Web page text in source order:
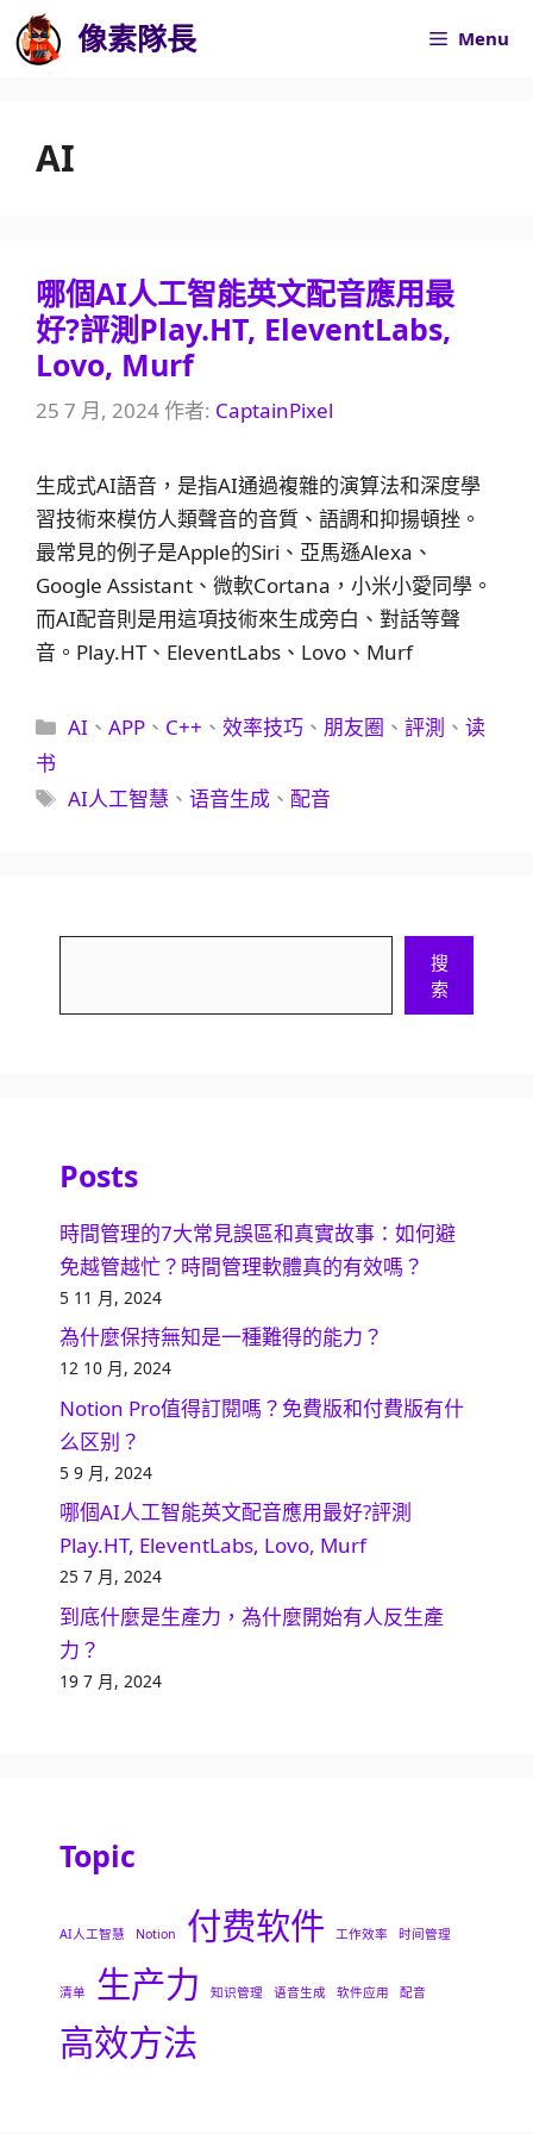
至
像素隊長 Menu
AI
哪個AI人工智能英文配音應用最
好?評測Play.HT, EleventLabs,
Lovo, Murf
25 7 月, 2024作者: CaptainPixel
生成式AI語音，是指AI通過複雜的演算法和深度學
習技術來模仿人類聲音的音質、語調和抑揚頓挫。
最常見的例子是Apple的Siri、亞馬遜Alexa、
Google Assistant、微軟Cortana，小米小愛同學。
而AI配音則是用這項技術來生成旁白、對話等聲
音。Play.HT、EleventLabs、Lovo、Murf
分
AI 、APP 、 C++ 、效率技巧 、 朋友圈 、評測 、读
书
標
AI人工智慧 、语音生成 、配音
搜
索
Posts
時間管理的7大常見誤區和真實故事：如何避
免越管越忙？時間管理軟體真的有效嗎？
5 11 月, 2024
為什麼保持無知是一種難得的能力？
12 10 月, 2024
Notion Pro值得訂閱嗎？免費版和付費版有什
么区别？
5 9 月, 2024
哪個AI人工智能英文配音應用最好?評測
Play.HT, EleventLabs, Lovo, Murf
25 7 月, 2024
到底什麼是生產力，為什麼開始有人反生產
力？
19 7 月, 2024
Topic
AI人工智慧 Notion 付费软件 工作效率 时间管理
清单 生产力 知识管理 语音生成 软件应用 配音
高效方法